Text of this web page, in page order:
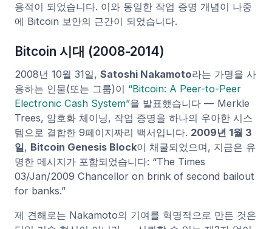
용적이 되었습니다. 이와 동일한 작업 증명 개념이 나중
에 Bitcoin 보안의 근간이 되었습니다.
Bitcoin 시대 (2008-2014)
2008년 10월 31일, Satoshi Nakamoto라는 가명을 사
용하는 인물(또는 그룹)이 “Bitcoin: A Peer-to-Peer
Electronic Cash System”을 발표했습니다 — Merkle
Trees, 암호화 체이닝, 작업 증명을 하나의 우아한 시스
템으로 결합한 9페이지짜리 백서입니다. 2009년 1월 3
일, Bitcoin Genesis Block이 채굴되었으며, 지금은 유
명한 메시지가 포함되었습니다: “The Times
03/Jan/2009 Chancellor on brink of second bailout
for banks.”
제 견해로는 Nakamoto의 기여를 혁명적으로 만든 것은